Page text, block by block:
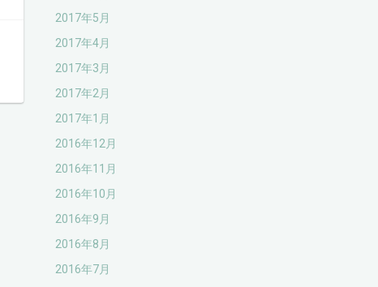
2017年5月
2017年4月
2017年3月
2017年2月
2017年1月
2016年12月
2016年11月
2016年10月
2016年9月
2016年8月
2016年7月